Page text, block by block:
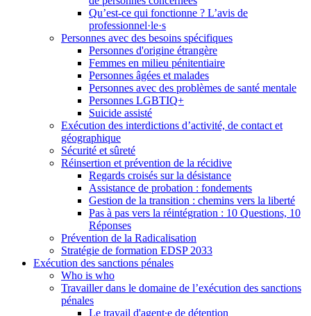
Qu’est-ce qui fonctionne ? L’avis de
professionnel·le·s
Personnes avec des besoins spécifiques
Personnes d'origine étrangère
Femmes en milieu pénitentiaire
Personnes âgées et malades
Personnes avec des problèmes de santé mentale
Personnes LGBTIQ+
Suicide assisté
Exécution des interdictions d’activité, de contact et
géographique
Sécurité et sûreté
Réinsertion et prévention de la récidive
Regards croisés sur la désistance
Assistance de probation : fondements
Gestion de la transition : chemins vers la liberté
Pas à pas vers la réintégration : 10 Questions, 10
Réponses
Prévention de la Radicalisation
Stratégie de formation EDSP 2033
Exécution des sanctions pénales
Who is who
Travailler dans le domaine de l’exécution des sanctions
pénales
Le travail d'agent∙e de détention